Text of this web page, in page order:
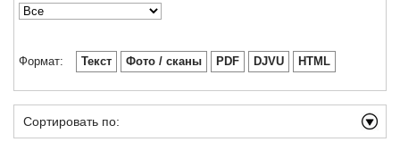
Формат: Текст Фото / сканы PDF DJVU HTML
Сортировать по: